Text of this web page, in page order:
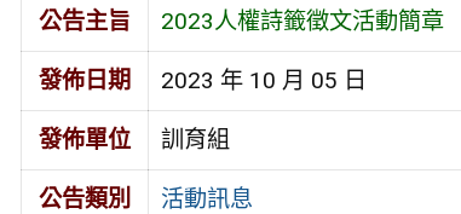
公告主旨 2023人權詩籤徵文活動簡章
發佈日期 2023 年 10 月 05 日
發佈單位 訓育組
公告類別 活動訊息